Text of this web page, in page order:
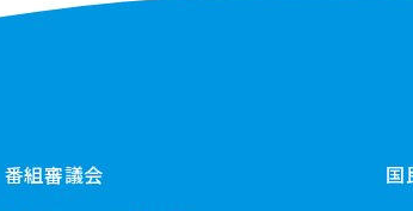
番組審議会
国